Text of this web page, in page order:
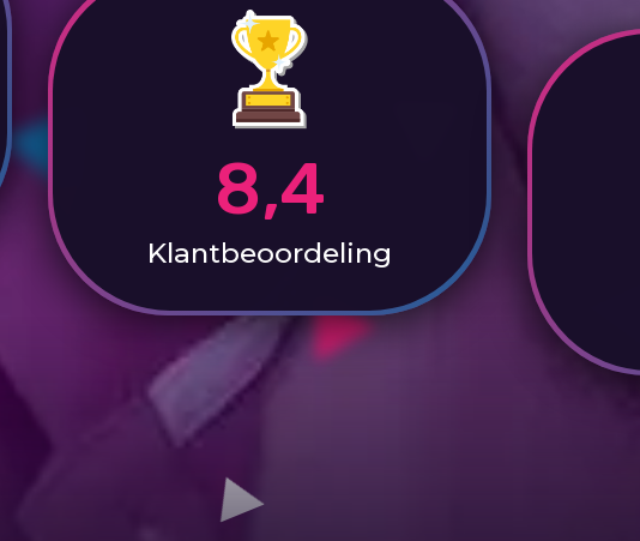
8,4
Klantbeoordeling